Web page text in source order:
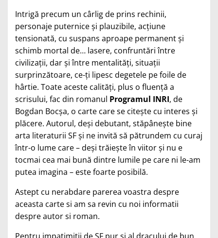
Intrigă precum un cârlig de prins rechinii,
personaje puternice şi plauzibile, acţiune
tensionată, cu suspans aproape permanent şi
schimb mortal de… lasere, confruntări între
civilizaţii, dar şi între mentalităţi, situaţii
surprinzătoare, ce-ţi lipesc degetele pe foile de
hârtie. Toate aceste calităţi, plus o fluenţă a
scrisului, fac din romanul Programul INRI, de
Bogdan Bocşa, o carte care se citeşte cu interes şi
plăcere. Autorul, deşi debutant, stăpâneşte bine
arta literaturii SF şi ne invită să pătrundem cu curaj
într-o lume care – deşi trăieşte în viitor şi nu e
tocmai cea mai bună dintre lumile pe care ni le-am
putea imagina – este foarte posibilă.
Astept cu nerabdare parerea voastra despre
aceasta carte si am sa revin cu noi informatii
despre autor si roman.